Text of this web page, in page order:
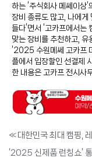
하는 ‘주식회사 메쎄이상
장비 종류도 많고, 나에게
들다’면서 ‘고카프에서는
맞는 장비를 추천하고, 유
‘2025 수원메쎄 고카프
플에서 입장할인 선결제
한 내용은 고카프 전시사
«